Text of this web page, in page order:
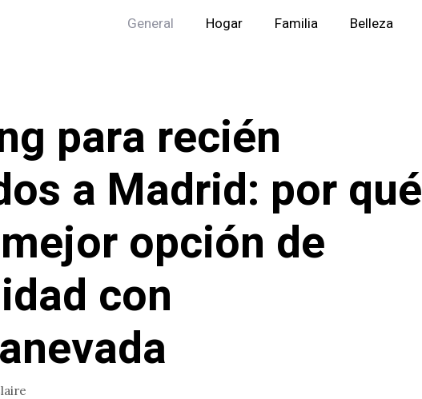
General Hogar Familia Belleza
para recién
a Madrid: por qué
opción de
con